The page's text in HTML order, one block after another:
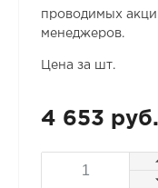
проводимых
менеджеров.
Цена за шт.
4 653 руб.